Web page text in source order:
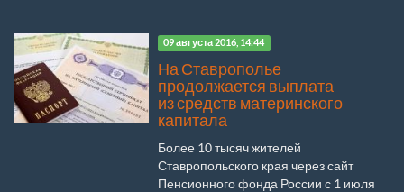
09 августа 2016, 14:44
На Ставрополье
продолжается выплата
из средств материнского
капитала
Более 10 тысяч жителей
Ставропольского края через сайт
Пенсионного фонда России с 1 июля